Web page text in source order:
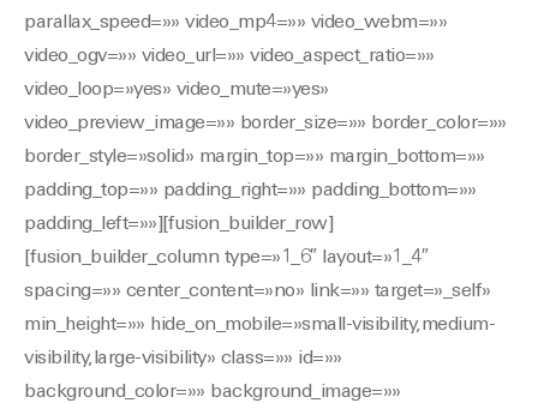
parallax_speed=»» video_mp4=»» video_webm=»»
video_ogv=»» video_url=»» video_aspect_ratio=»»
video_loop=»yes» video_mute=»yes»
video_preview_image=»» border_size=»» border_color=»»
border_style=»solid» margin_top=»» margin_bottom=»»
padding_top=»» padding_right=»» padding_bottom=»»
padding_left=»»][fusion_builder_row]
[fusion_builder_column type=»1_6″ layout=»1_4″
spacing=»» center_content=»no» link=»» target=»_self»
min_height=»» hide_on_mobile=»small-visibility,medium-
visibility,large-visibility» class=»» id=»»
background_color=»» background_image=»»